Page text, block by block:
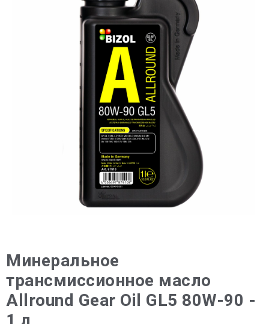
Минеральное
трансмиссионное масло
Allround Gear Oil GL5 80W-90 -
1 л